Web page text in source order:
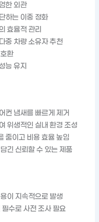
한 외관
하는 이중 정화
효율적 관리
중 차량 소유자 추천
환
능 유지
컨 냄새를 빠르게 제거
위생적인 실내 환경 조성
줄이고 비용 효율 높임
긴 신뢰할 수 있는 제품
이 지속적으로 발생
수로 사전 조사 필요